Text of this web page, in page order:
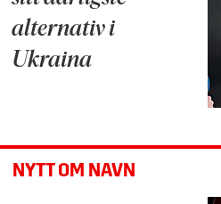
alternativ i
Ukraina
NYTT OM NAVN